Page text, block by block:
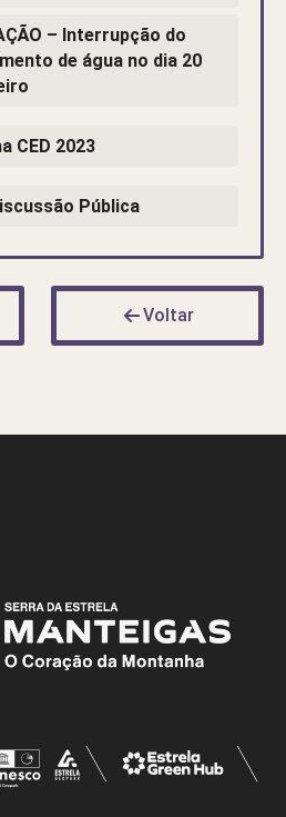
– Interrupção do
de água no dia 20
CED 2023
Pública
Voltar